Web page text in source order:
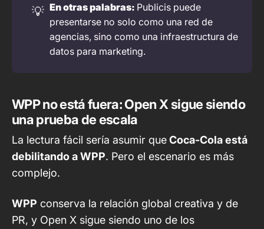
💡 En otras palabras: Publicis puede
presentarse no solo como una red de
agencias, sino como una infraestructura de
datos para marketing.
WPP no está fuera: Open X sigue siendo
una prueba de escala
La lectura fácil sería asumir queCoca-Cola está
debilitando a WPP. Pero el escenario es más
complejo.
WPP conserva la relación global creativa y de
PR, y Open X sigue siendo uno de los